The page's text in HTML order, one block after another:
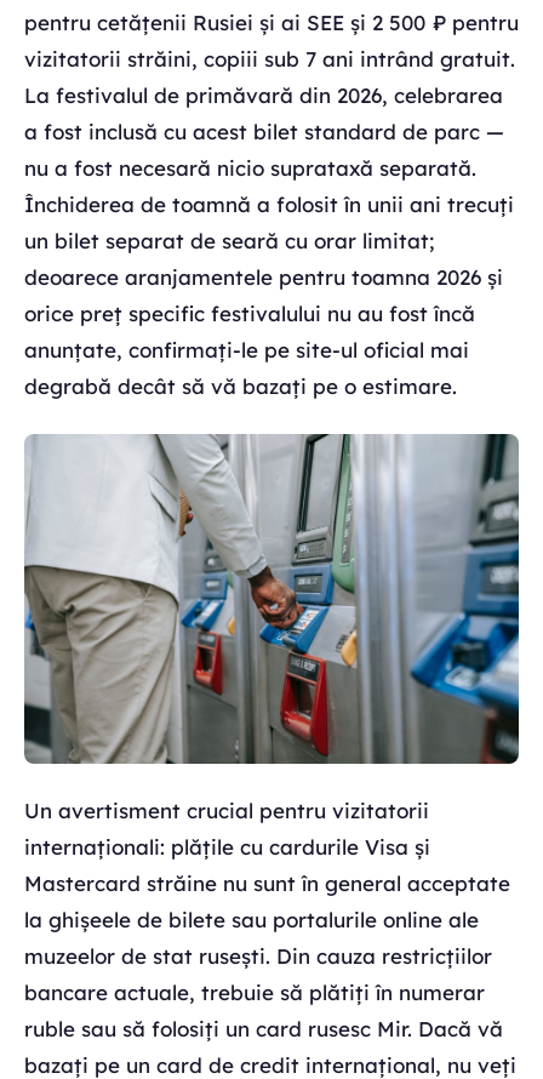
pentru cetățenii Rusiei și ai SEE și 2 500 ₽ pentru
vizitatorii străini, copiii sub 7 ani intrând gratuit.
La festivalul de primăvară din 2026, celebrarea
a fost inclusă cu acest bilet standard de parc —
nu a fost necesară nicio suprataxă separată.
Închiderea de toamnă a folosit în unii ani trecuți
un bilet separat de seară cu orar limitat;
deoarece aranjamentele pentru toamna 2026 și
orice preț specific festivalului nu au fost încă
anunțate, confirmați-le pe site-ul oficial mai
degrabă decât să vă bazați pe o estimare.
Un avertisment crucial pentru vizitatorii
internaționali: plățile cu cardurile Visa și
Mastercard străine nu sunt în general acceptate
la ghișeele de bilete sau portalurile online ale
muzeelor de stat rusești. Din cauza restricțiilor
bancare actuale, trebuie să plătiți în numerar
ruble sau să folosiți un card rusesc Mir. Dacă vă
bazați pe un card de credit internațional, nu veți